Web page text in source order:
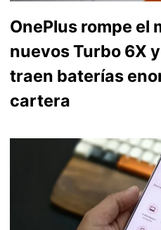
OnePlus rompe el
nuevos Turbo 6X
traen baterías
cartera